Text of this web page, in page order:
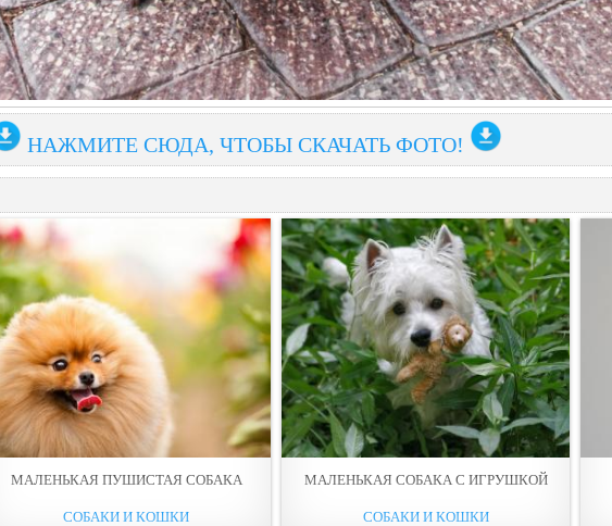
НАЖМИТЕ СЮДА, ЧТОБЫ СКАЧАТЬ ФОТО!
МАЛЕНЬКАЯ ПУШИСТАЯ СОБАКА
СОБАКИ И КОШКИ
МАЛЕНЬКАЯ СОБАКА С ИГРУШКОЙ
СОБАКИ И КОШКИ